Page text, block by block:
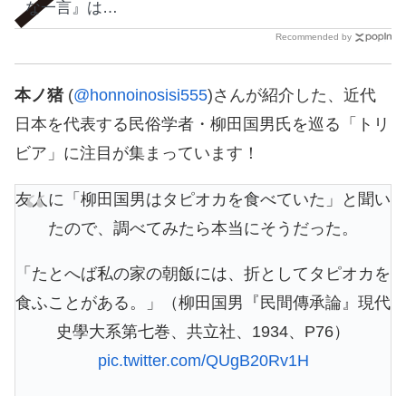
な一言』は…
Recommended by
本ノ猪(@honnoinosisi555)さんが紹介した、近代
日本を代表する民俗学者・柳田国男氏を巡る「トリ
ビア」に注目が集まっています！
友人に「柳田国男はタピオカを食べていた」と聞い
たので、調べてみたら本当にそうだった。
「たとへば私の家の朝飯には、折としてタピオカを
食ふことがある。」（柳田国男『民間傳承論』現代
史學大系第七巻、共立社、1934、P76）
pic.twitter.com/QUgB20Rv1H